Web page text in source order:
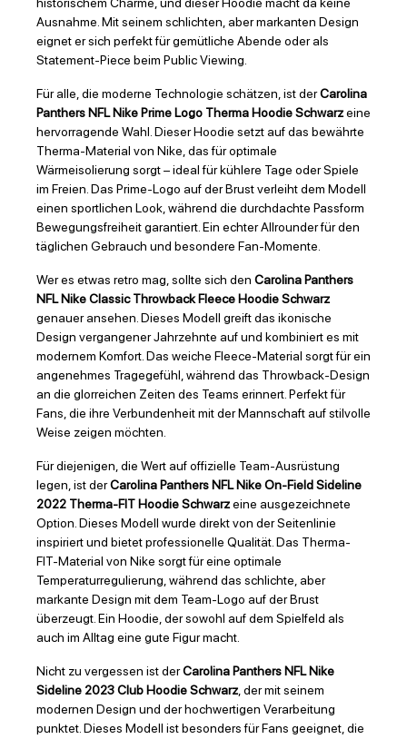
historischem Charme, und dieser Hoodie macht da keine
Ausnahme. Mit seinem schlichten, aber markanten Design
eignet er sich perfekt für gemütliche Abende oder als
Statement-Piece beim Public Viewing.
Für alle, die moderne Technologie schätzen, ist derCarolina
Panthers NFL Nike Prime Logo Therma Hoodie Schwarzeine
hervorragende Wahl. Dieser Hoodie setzt auf das bewährte
Therma-Material von Nike, das für optimale
Wärmeisolierung sorgt – ideal für kühlere Tage oder Spiele
im Freien. Das Prime-Logo auf der Brust verleiht dem Modell
einen sportlichen Look, während die durchdachte Passform
Bewegungsfreiheit garantiert. Ein echter Allrounder für den
täglichen Gebrauch und besondere Fan-Momente.
Wer es etwas retro mag, sollte sich den Carolina Panthers
NFL Nike Classic Throwback Fleece Hoodie Schwarz
genauer ansehen. Dieses Modell greift das ikonische
Design vergangener Jahrzehnte auf und kombiniert es mit
modernem Komfort. Das weiche Fleece-Material sorgt für ein
angenehmes Tragegefühl, während das Throwback-Design
an die glorreichen Zeiten des Teams erinnert. Perfekt für
Fans, die ihre Verbundenheit mit der Mannschaft auf stilvolle
Weise zeigen möchten.
Für diejenigen, die Wert auf offizielle Team-Ausrüstung
legen, ist derCarolina Panthers NFL Nike On-Field Sideline
2022 Therma-FIT Hoodie Schwarzeine ausgezeichnete
Option. Dieses Modell wurde direkt von der Seitenlinie
inspiriert und bietet professionelle Qualität. Das Therma-
FIT-Material von Nike sorgt für eine optimale
Temperaturregulierung, während das schlichte, aber
markante Design mit dem Team-Logo auf der Brust
überzeugt. Ein Hoodie, der sowohl auf dem Spielfeld als
auch im Alltag eine gute Figur macht.
Nicht zu vergessen ist derCarolina Panthers NFL Nike
Sideline 2023 Club Hoodie Schwarz, der mit seinem
modernen Design und der hochwertigen Verarbeitung
punktet. Dieses Modell ist besonders für Fans geeignet, die